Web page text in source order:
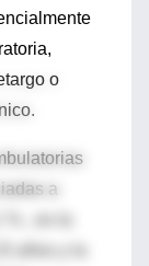
o
a